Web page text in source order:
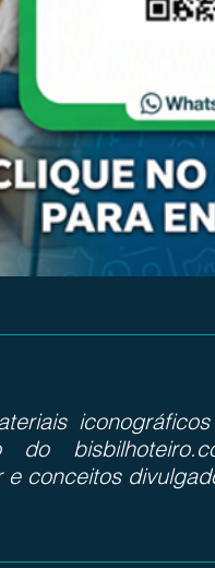
do
conceitos